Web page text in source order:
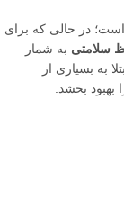
در حالی که برای
سلامتی به شمار
به بسیاری از
بخشد.